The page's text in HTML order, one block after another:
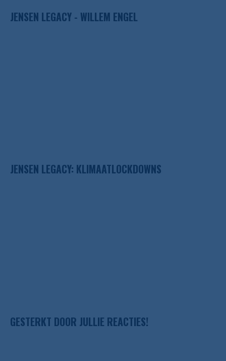
JENSEN LEGACY - WILLEM ENGEL
JENSEN LEGACY: KLIMAATLOCKDOWNS
GESTERKT DOOR JULLIE REACTIES!